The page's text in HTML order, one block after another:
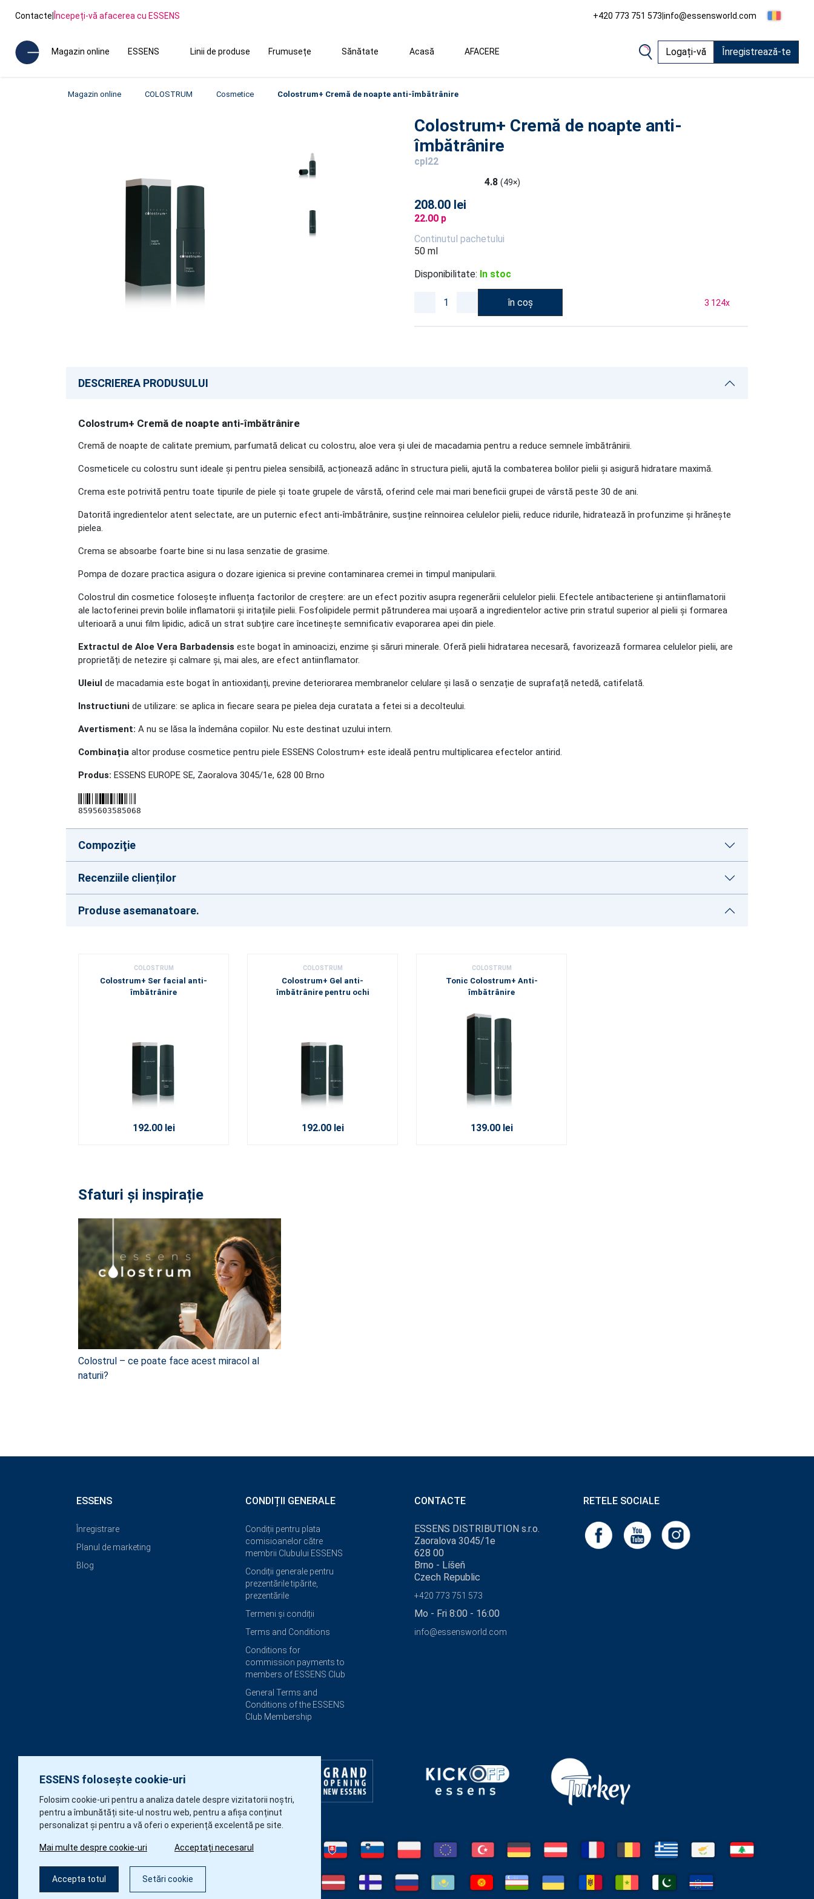
Contacte|Începeți-vă afacerea cu ESSENS +420 773 751 573|info@essensworld.com
Magazin online ESSENS Linii de produse Frumusețe Sănătate Acasă AFACERE Logați-vă Înregistrează-te
Magazin online COLOSTRUM Cosmetice Colostrum+ Cremă de noapte anti-îmbătrânire
Colostrum+ Cremă de noapte anti-
îmbătrânire
cpl22
4.8 (49×)
208.00 lei
22.00 p
Continutul pachetului
50 ml
Disponibilitate: In stoc
în coș 3 124x
DESCRIEREA PRODUSULUI
Colostrum+ Cremă de noapte anti-îmbătrânire
Cremă de noapte de calitate premium, parfumată delicat cu colostru, aloe vera și ulei de macadamia pentru a reduce semnele îmbătrânirii.
Cosmeticele cu colostru sunt ideale și pentru pielea sensibilă, acționează adânc în structura pielii, ajută la combaterea bolilor pielii și asigură hidratare maximă.
Crema este potrivită pentru toate tipurile de piele și toate grupele de vârstă, oferind cele mai mari beneficii grupei de vârstă peste 30 de ani.
Datorită ingredientelor atent selectate, are un puternic efect anti-îmbătrânire, susține reînnoirea celulelor pielii, reduce ridurile, hidratează în profunzime și hrănește
pielea.
Crema se absoarbe foarte bine si nu lasa senzatie de grasime.
Pompa de dozare practica asigura o dozare igienica si previne contaminarea cremei in timpul manipularii.
Colostrul din cosmetice folosește influența factorilor de creștere: are un efect pozitiv asupra regenerării celulelor pielii. Efectele antibacteriene și antiinflamatorii
ale lactoferinei previn bolile inflamatorii și iritațiile pielii. Fosfolipidele permit pătrunderea mai ușoară a ingredientelor active prin stratul superior al pielii și formarea
ulterioară a unui film lipidic, adică un strat subțire care încetinește semnificativ evaporarea apei din piele.
Extractul de Aloe Vera Barbadensis este bogat în aminoacizi, enzime și săruri minerale. Oferă pielii hidratarea necesară, favorizează formarea celulelor pielii, are
proprietăți de netezire și calmare și, mai ales, are efect antiinflamator.
Uleiul de macadamia este bogat în antioxidanți, previne deteriorarea membranelor celulare și lasă o senzație de suprafață netedă, catifelată.
Instructiuni de utilizare: se aplica in fiecare seara pe pielea deja curatata a fetei si a decolteului.
Avertisment: A nu se lăsa la îndemâna copiilor. Nu este destinat uzului intern.
Combinația altor produse cosmetice pentru piele ESSENS Colostrum+ este ideală pentru multiplicarea efectelor antirid.
Produs: ESSENS EUROPE SE, Zaoralova 3045/1e, 628 00 Brno
8595603585068
Compoziţie
Recenziile clienților
Produse asemanatoare.
COLOSTRUM
Colostrum+ Ser facial anti-
îmbătrânire
192.00 lei
COLOSTRUM
Colostrum+ Gel anti-
îmbătrânire pentru ochi
192.00 lei
COLOSTRUM
Tonic Colostrum+ Anti-
îmbătrânire
139.00 lei
Sfaturi și inspirație
Colostrul – ce poate face acest miracol al
naturii?
ESSENS folosește cookie-uri
Folosim cookie-uri pentru a analiza datele despre vizitatorii noștri,
pentru a îmbunătăți site-ul nostru web, pentru a afișa conținut
personalizat și pentru a vă oferi o experiență excelentă pe site.
Mai multe despre cookie-uri Acceptați necesarul
Accepta totul Setări cookie
ESSENS
Înregistrare
Planul de marketing
Blog
CONDIȚII GENERALE
Condiții pentru plata
comisioanelor către
membrii Clubului ESSENS
Condiții generale pentru
prezentările tipărite,
prezentările
Termeni și condiții
Terms and Conditions
Conditions for
commission payments to
members of ESSENS Club
General Terms and
Conditions of the ESSENS
Club Membership
CONTACTE
ESSENS DISTRIBUTION s.r.o.
Zaoralova 3045/1e
628 00
Brno - Líšeň
Czech Republic
+420 773 751 573
Mo - Fri 8:00 - 16:00
info@essensworld.com
RETELE SOCIALE